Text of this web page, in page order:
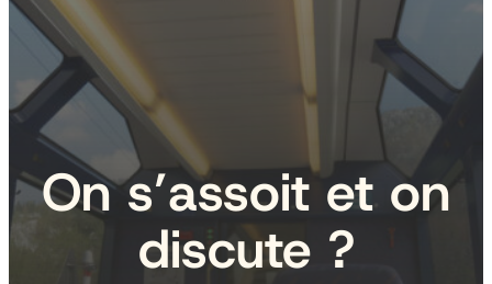
On s’assoit et on
discute ?